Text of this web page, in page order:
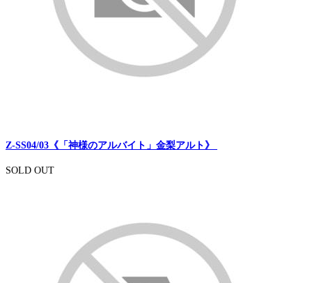
Z-SS04/03《「神様のアルバイト」金梨アルト》
SOLD OUT